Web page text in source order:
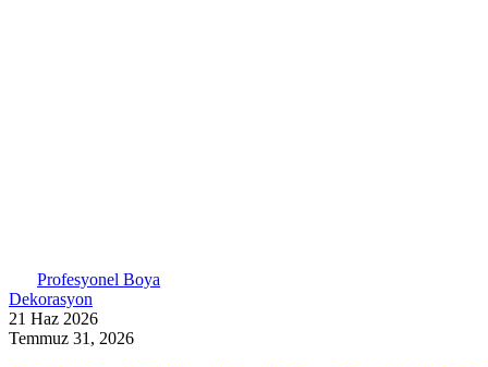
Profesyonel Boya
Dekorasyon
21 Haz 2026
Temmuz 31, 2026